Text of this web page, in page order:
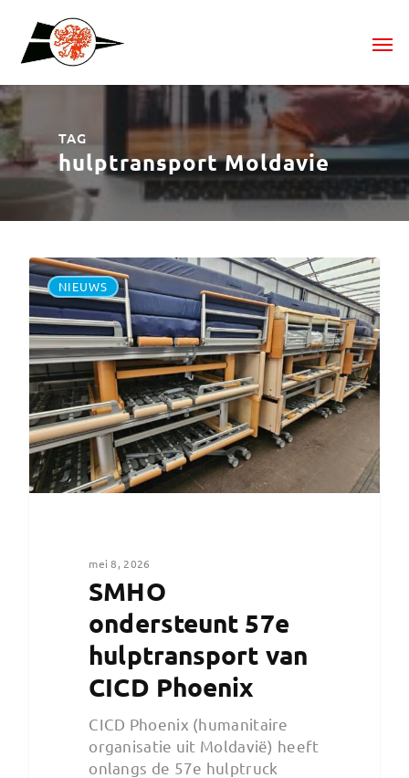
TAG
hulptransport Moldavie
NIEUWS
mei 8, 2026
SMHO
ondersteunt 57e
hulptransport van
CICD Phoenix
CICD Phoenix (humanitaire
organisatie uit Moldavië) heeft
onlangs de 57e hulptruck